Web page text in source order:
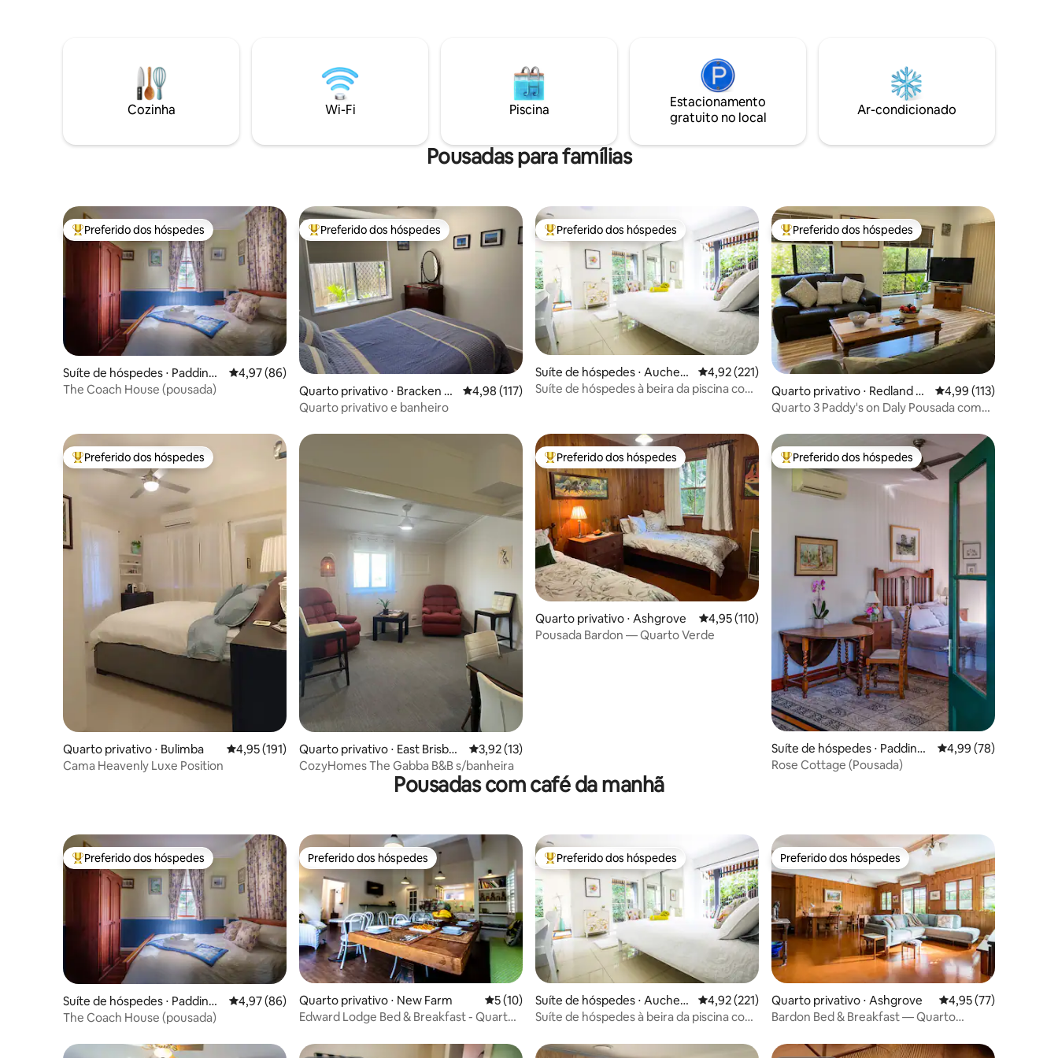
Cozinha Wi-Fi Piscina
Estacionamento
gratuito no local
Ar-condicionado
Pousadas para famílias
Entre os melhores preferidos dos hóspedes
Preferido dos hóspedes
Suíte de hóspedes ⋅ Paddingt
on
4,97 de uma avaliação média de 5, 86 avaliações
4,97 (86)
The Coach House (pousada)
Entre os melhores preferidos dos hóspedes
Preferido dos hóspedes
Quarto privativo ⋅ Bracken Ri
dge
4,98 de uma avaliação média de 5, 117 avaliações
4,98 (117)
Quarto privativo e banheiro
Entre os melhores preferidos dos hóspedes
Preferido dos hóspedes
Suíte de hóspedes ⋅ Auchenf
lower
4,92 de uma avaliação média de 5, 221 avaliações
4,92 (221)
Suíte de hóspedes à beira da piscina com
Entre os melhores preferidos dos hóspedes
Preferido dos hóspedes
Quarto privativo ⋅ Redland Ba
y
4,99 de uma avaliação
4,99 (113)
Quarto 3 Paddy's on Daly Pousada com
Entre os melhores preferidos dos hóspedes
Preferido dos hóspedes
Quarto privativo ⋅ Bulimba 4,95 de uma avaliação média de 5, 191 avaliações
4,95 (191)
Cama Heavenly Luxe Position
Quarto privativo ⋅ East Brisban
e
3,92 de uma avaliação média de 5, 13 avaliações
3,92 (13)
CozyHomes The Gabba B&B s/banheira
Entre os melhores preferidos dos hóspedes
Preferido dos hóspedes
Quarto privativo ⋅ Ashgrove 4,95 de uma avaliação média de 5, 110 avaliações
4,95 (110)
Pousada Bardon — Quarto Verde
Entre os melhores preferidos dos hóspedes
Preferido dos hóspedes
Suíte de hóspedes ⋅ Paddingt
on
4,99 de uma
4,99 (78)
Rose Cottage (Pousada)
Pousadas com café da manhã
Entre os melhores preferidos dos hóspedes
Preferido dos hóspedes
Suíte de hóspedes ⋅ Paddingt
on
4,97 de uma avaliação média de 5, 86 avaliações
4,97 (86)
The Coach House (pousada)
Preferido dos hóspedes
Preferido dos hóspedes
Quarto privativo ⋅ New Farm 5 de uma avaliação média de 5, 10 avaliações
5 (10)
Edward Lodge Bed & Breakfast - Quarto
Entre os melhores preferidos dos hóspedes
Preferido dos hóspedes
Suíte de hóspedes ⋅ Auchenf
lower
4,92 de uma avaliação média de 5, 221 avaliações
4,92 (221)
Suíte de hóspedes à beira da piscina com
Preferido dos hóspedes
Preferido dos hóspedes
Quarto privativo ⋅ Ashgrove 4,95 de uma
4,95 (77)
Bardon Bed & Breakfast — Quarto